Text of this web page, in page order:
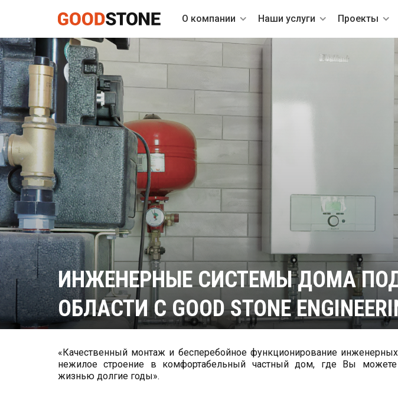
О компании Наши услуги Проекты
ИНЖЕНЕРНЫЕ СИСТЕМЫ ДОМА
ОБЛАСТИ С GOOD STONE
«Качественный монтаж и бесперебойное функционирование
нежилое строение в комфортабельный частный дом, где Вы можете наслаждаться беззаботной
жизнью долгие годы».